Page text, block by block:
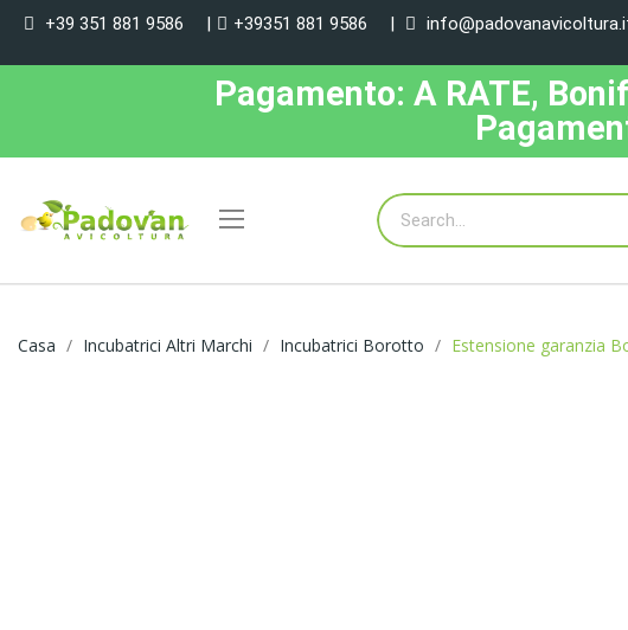
+39 351 881 9586 | +39351 881 9586 |
Pagamento: A RATE,
Casa Incubatrici Altri Marchi Incubatrici Borotto Estensione garanzia